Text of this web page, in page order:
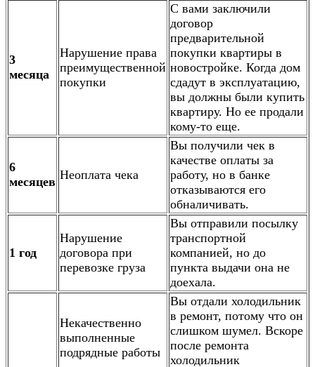
3
месяца
Нарушение права
преимущественной
покупки
С вами заключили
договор
предварительной
покупки квартиры в
новостройке. Когда дом
сдадут в эксплуатацию,
вы должны были купить
квартиру. Но ее продали
кому-то еще.
6
месяцев Неоплата чека
Вы получили чек в
качестве оплаты за
работу, но в банке
отказываются его
обналичивать.
1 год
Нарушение
договора при
перевозке груза
Вы отправили посылку
транспортной
компанией, но до
пункта выдачи она не
доехала.
Некачественно
выполненные
подрядные работы
Вы отдали холодильник
в ремонт, потому что он
слишком шумел. Вскоре
после ремонта
холодильник